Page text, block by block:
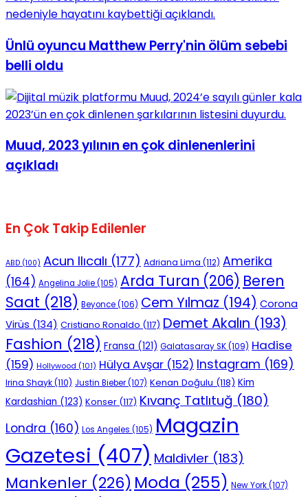
Ünlü oyuncu Matthew Perry'nin ölüm sebebi
belli oldu
Muud, 2023 yılının en çok dinlenenlerini
açıkladı
En Çok Takip Edilenler
ABD (100) Acun Ilıcalı (177) Adriana Lima (112) Amerika
(164) Angelina Jolie(105) Arda Turan (206) Beren
Saat (218) Beyonce(106) Cem Yılmaz (194) Corona
Virüs (134) Cristiano Ronaldo (117) Demet Akalın (193)
Fashion (218) Fransa (121) Galatasaray SK(109) Hadise
(159) Hollywood (101) Hülya Avşar (152) Instagram (169)
Irina Shayk(110) Justin Bieber(107) Kenan Doğulu (118) Kim
Kardashian (123) Konser (117) Kıvanç Tatlıtuğ (180)
Londra (160) Los Angeles (105) Magazin
Gazetesi (407) Maldivler (183)
Mankenler (226) Moda (255) New York(107)